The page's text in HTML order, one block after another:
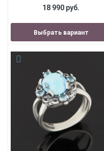
18 990 руб.
Выбрать вариант